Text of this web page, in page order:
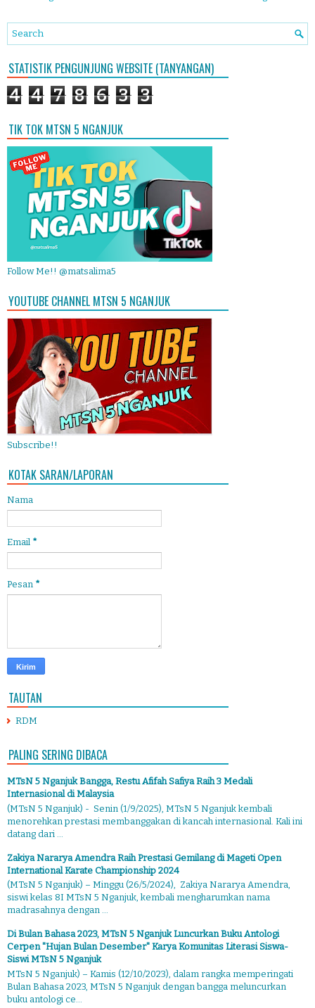
STATISTIK PENGUNJUNG WEBSITE (TANYANGAN)
4 4 7 8 6 3 3
TIK TOK MTSN 5 NGANJUK
Follow Me!! @matsalima5
YOUTUBE CHANNEL MTSN 5 NGANJUK
Subscribe!!
KOTAK SARAN/LAPORAN
Nama
Email *
Pesan *
TAUTAN
RDM
PALING SERING DIBACA
MTsN 5 Nganjuk Bangga, Restu Afifah Safiya Raih 3 Medali
Internasional di Malaysia
(MTsN 5 Nganjuk) - Senin (1/9/2025), MTsN 5 Nganjuk kembali
menorehkan prestasi membanggakan di kancah internasional. Kali ini
datang dari ...
Zakiya Nararya Amendra Raih Prestasi Gemilang di Mageti Open
International Karate Championship 2024
(MTsN 5 Nganjuk) – Minggu (26/5/2024), Zakiya Nararya Amendra,
siswi kelas 8I MTsN 5 Nganjuk, kembali mengharumkan nama
madrasahnya dengan ...
Di Bulan Bahasa 2023, MTsN 5 Nganjuk Luncurkan Buku Antologi
Cerpen "Hujan Bulan Desember" Karya Komunitas Literasi Siswa-
Siswi MTsN 5 Nganjuk
MTsN 5 Nganjuk) – Kamis (12/10/2023), dalam rangka memperingati
Bulan Bahasa 2023, MTsN 5 Nganjuk dengan bangga meluncurkan
buku antologi ce...